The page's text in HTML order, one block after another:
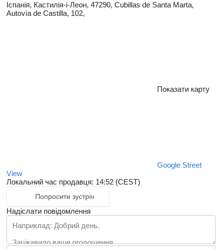
Іспанія, Кастилія-і-Леон, 47290, Cubillas de Santa Marta,
Autovía de Castilla, 102,
Показати карту
Google Street
View
Локальний час продавця: 14:52 (CEST)
Попросити зустріч
Надіслати повідомлення